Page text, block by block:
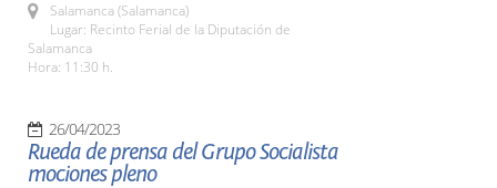
Salamanca (Salamanca)
Lugar: Recinto Ferial de la Diputación de
Salamanca
Hora: 11:30 h.
26/04/2023
Rueda de prensa del Grupo Socialista
mociones pleno